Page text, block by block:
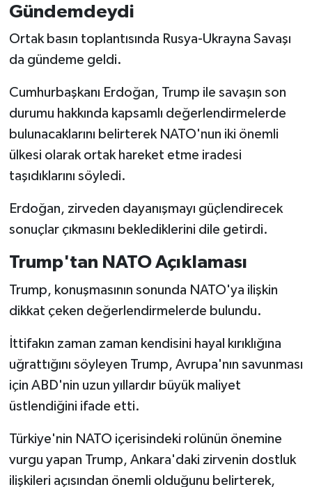
Gündemdeydi
Ortak basın toplantısında Rusya-Ukrayna Savaşı
da gündeme geldi.
Cumhurbaşkanı Erdoğan, Trump ile savaşın son
durumu hakkında kapsamlı değerlendirmelerde
bulunacaklarını belirterek NATO'nun iki önemli
ülkesi olarak ortak hareket etme iradesi
taşıdıklarını söyledi.
Erdoğan, zirveden dayanışmayı güçlendirecek
sonuçlar çıkmasını beklediklerini dile getirdi.
Trump'tan NATO Açıklaması
Trump, konuşmasının sonunda NATO'ya ilişkin
dikkat çeken değerlendirmelerde bulundu.
İttifakın zaman zaman kendisini hayal kırıklığına
uğrattığını söyleyen Trump, Avrupa'nın savunması
için ABD'nin uzun yıllardır büyük maliyet
üstlendiğini ifade etti.
Türkiye'nin NATO içerisindeki rolünün önemine
vurgu yapan Trump, Ankara'daki zirvenin dostluk
ilişkileri açısından önemli olduğunu belirterek,